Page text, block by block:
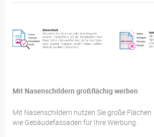
Mit Nasenschildern großflächig werben
Mit Nasenschildern nutzen Sie große Flächen
wie Gebäudefassaden für Ihre Werbung.